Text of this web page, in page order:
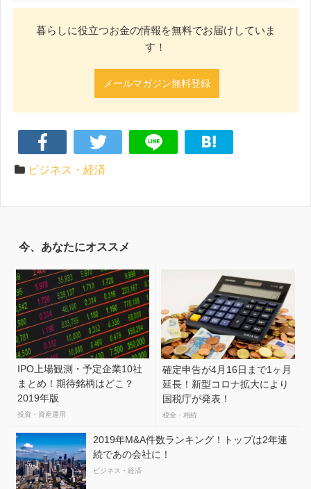
暮らしに役立つお金の情報を無料でお届けしていま
す！
メールマガジン無料登録
ビジネス・経済
今、あなたにオススメ
IPO上場観測・予定企業10社
まとめ！期待銘柄はどこ？
2019年版
投資・資産運用
確定申告が4月16日まで1ヶ月
延長！新型コロナ拡大により
国税庁が発表！
税金・相続
2019年M&A件数ランキング！トップは2年連
続であの会社に！
ビジネス・経済